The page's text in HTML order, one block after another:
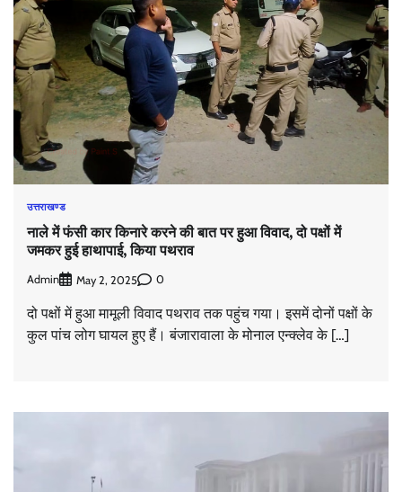
उत्तराखण्ड
नाले में फंसी कार किनारे करने की बात पर हुआ विवाद, दो पक्षों में
जमकर हुई हाथापाई, किया पथराव
Admin May 2, 2025 0
दो पक्षों में हुआ मामूली विवाद पथराव तक पहुंच गया। इसमें दोनों पक्षों के
कुल पांच लोग घायल हुए हैं। बंजारावाला के मोनाल एन्क्लेव के […]